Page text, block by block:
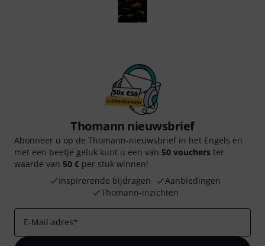
Thomann nieuwsbrief
Abonneer u op de Thomann-nieuwsbrief in het Engels en
met een beetje geluk kunt u een van 50 vouchers ter
waarde van 50 € per stuk winnen!
Inspirerende bijdragen
Aanbiedingen
Thomann-inzichten
E-Mail adres*